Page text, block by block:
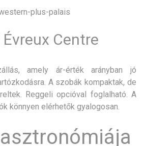
Centre
amely ár-érték arányban jó
A szobák kompaktak, de
Reggeli opcióval foglalható. A
könnyen elérhetők gyalogosan.